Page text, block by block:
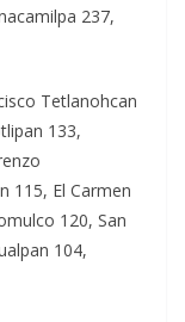
237,
Tetlanohcan
133,
115, El Carmen
120, San
104,